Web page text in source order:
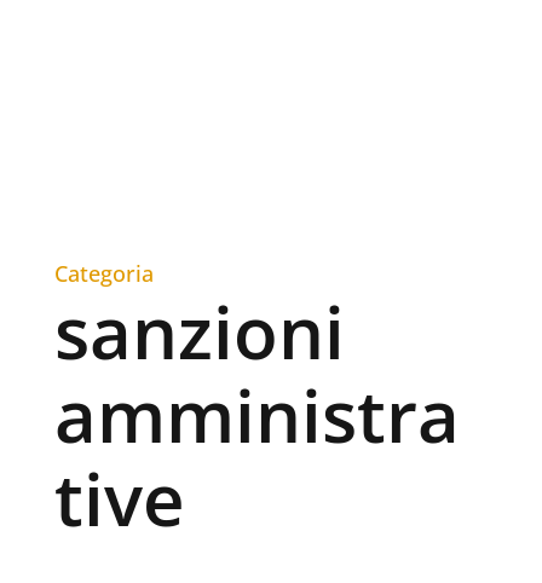
Categoria
sanzioni
amministra
tive